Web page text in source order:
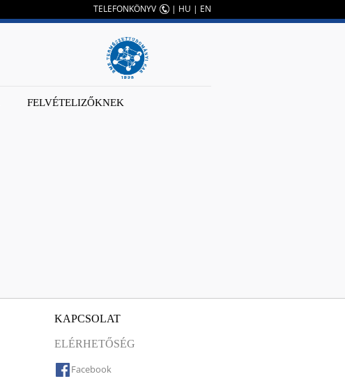
TELEFONKÖNYV | HU | EN
FELVÉTELIZŐKNEK
KAPCSOLAT
ELÉRHETŐSÉG
Facebook